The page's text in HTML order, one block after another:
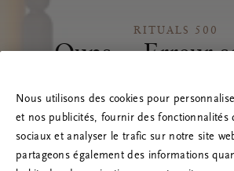
RITUALS 500
Oups… Erreur
nous contacter si le
Nous utilisons des cookies pour
et nos publicités, fournir des fonctionnalités
sociaux et analyser le trafic sur notre site
partageons également des informations